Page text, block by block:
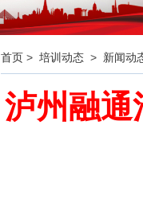
首页 > 培训动态 > 新闻动
泸州融通